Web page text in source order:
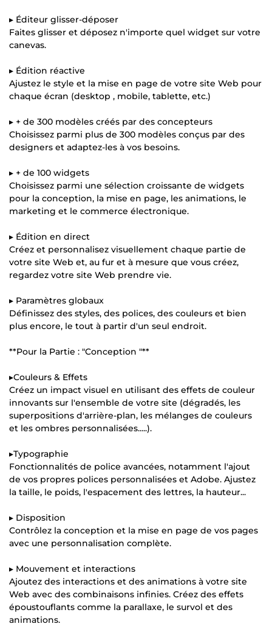
▸ Éditeur glisser-déposer
Faites glisser et déposez n'importe quel widget sur votre
canevas.
▸ Édition réactive
Ajustez le style et la mise en page de votre site Web pour
chaque écran (desktop , mobile, tablette, etc.)
▸ + de 300 modèles créés par des concepteurs
Choisissez parmi plus de 300 modèles conçus par des
designers et adaptez-les à vos besoins.
▸ + de 100 widgets
Choisissez parmi une sélection croissante de widgets
pour la conception, la mise en page, les animations, le
marketing et le commerce électronique.
▸ Édition en direct
Créez et personnalisez visuellement chaque partie de
votre site Web et, au fur et à mesure que vous créez,
regardez votre site Web prendre vie.
▸ Paramètres globaux
Définissez des styles, des polices, des couleurs et bien
plus encore, le tout à partir d'un seul endroit.
**Pour la Partie : "Conception "**
▸Couleurs & Effets
Créez un impact visuel en utilisant des effets de couleur
innovants sur l'ensemble de votre site (dégradés, les
superpositions d'arrière-plan, les mélanges de couleurs
et les ombres personnalisées.....).
▸Typographie
Fonctionnalités de police avancées, notamment l'ajout
de vos propres polices personnalisées et Adobe. Ajustez
la taille, le poids, l'espacement des lettres, la hauteur...
▸ Disposition
Contrôlez la conception et la mise en page de vos pages
avec une personnalisation complète.
▸ Mouvement et interactions
Ajoutez des interactions et des animations à votre site
Web avec des combinaisons infinies. Créez des effets
époustouflants comme la parallaxe, le survol et des
animations.